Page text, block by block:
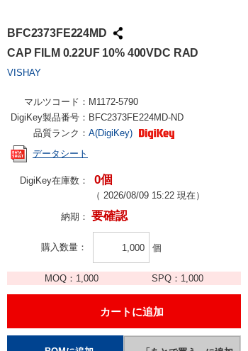
BFC2373FE224MD
CAP FILM 0.22UF 10% 400VDC RAD
VISHAY
マルツコード： M1172-5790
DigiKey製品番号： BFC2373FE224MD-ND
品質ランク： A(DigiKey)
データシート
DigiKey在庫数： 0個
（ 2026/08/09 15:22 現在）
納期： 要確認
購入数量 個
MOQ： 1,000 SPQ： 1,000